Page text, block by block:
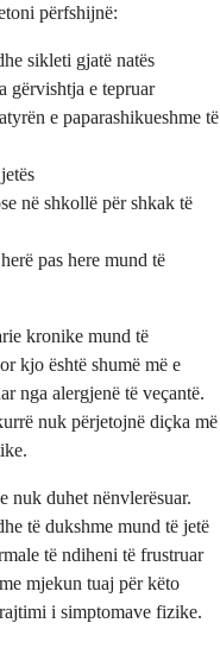
përfshijnë:
sikleti gjatë natës
gërvishtja e tepruar
e paparashikueshme të
në shkollë për shkak të
pas here mund të
kronike mund të
kjo është shumë më e
nga alergjenë të veçantë.
nuk përjetojnë diçka më
duhet nënvlerësuar.
të dukshme mund të jetë
të ndiheni të frustruar
mjekun tuaj për këto
i simptomave fizike.